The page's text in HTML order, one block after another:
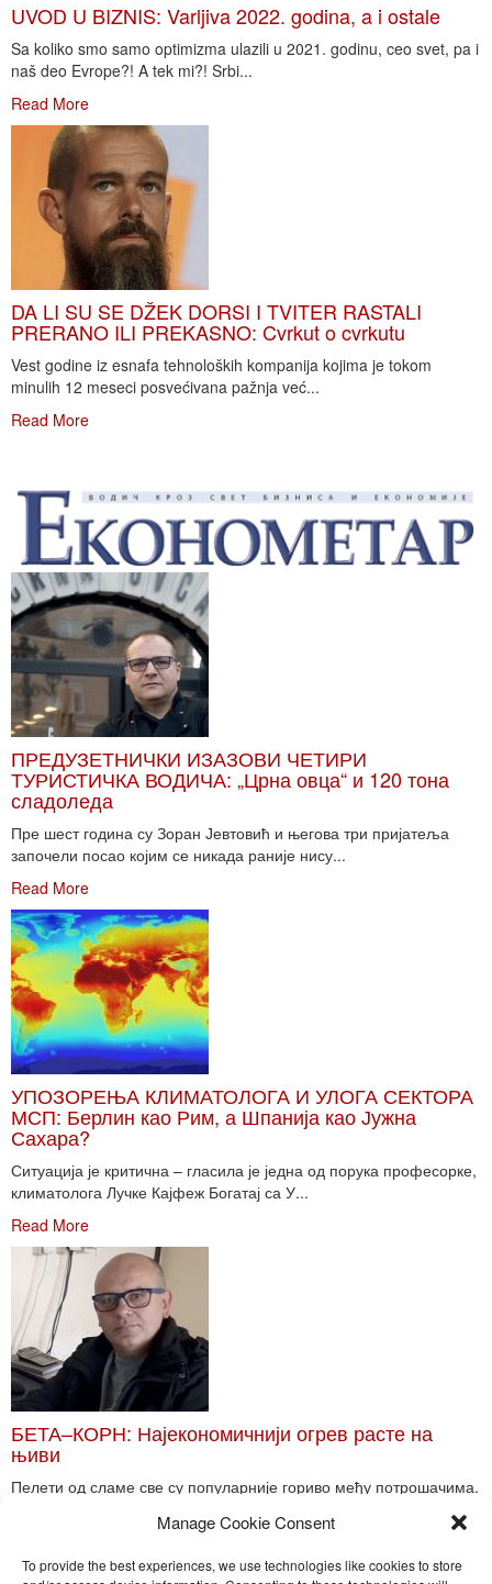
Manage Cookie Consent
To provide the best experiences, we use technologies like cookies to store
UVOD U BIZNIS: Varljiva 2022. godina, a i ostale
Sa koliko smo samo optimizma ulazili u 2021. godinu, ceo svet, pa i
naš deo Evrope?! A tek mi?! Srbi...
Read More
DA LI SU SE DŽEK DORSI I TVITER RASTALI
PRERANO ILI PREKASNO: Cvrkut o cvrkutu
Vest godine iz esnafa tehnoloških kompanija kojima je tokom
minulih 12 meseci posvećivana pažnja već...
Read More
ПРЕДУЗЕТНИЧКИ ИЗАЗОВИ ЧЕТИРИ
ТУРИСТИЧКА ВОДИЧА: „Црна овца“ и 120 тона
сладоледа
Пре шест година су Зоран Јевтовић и његова три пријатеља
започели посао којим се никада раније нису...
Read More
УПОЗОРЕЊА КЛИМАТОЛОГА И УЛОГА СЕКТОРА
МСП: Берлин као Рим, а Шпанија као Јужна
Сахара?
Ситуација је критична – гласила је једна од порука професорке,
климатолога Лучке Кајфеж Богатај са У...
Read More
БЕТА–КОРН: Најекономичнији огрев расте на
њиви
Пелети од сламе све су популарније гориво међу потрошачима.